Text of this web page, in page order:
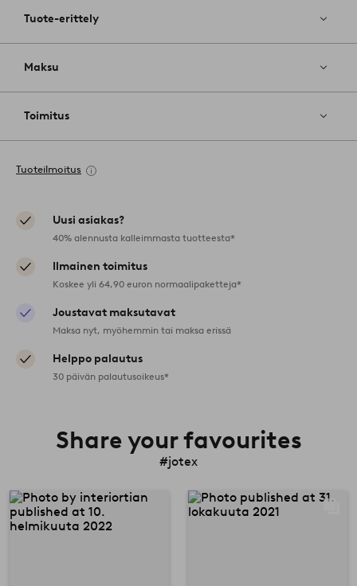
Tuote-erittely
Maksu
Toimitus
Tuoteilmoitus
Uusi asiakas?
40% alennusta kalleimmasta tuotteesta*
Ilmainen toimitus
Koskee yli 64,90 euron normaalipaketteja*
Joustavat maksutavat
Maksa nyt, myöhemmin tai maksa erissä
Helppo palautus
30 päivän palautusoikeus*
Share your favourites
#jotex